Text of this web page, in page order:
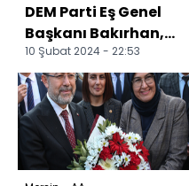
DEM Parti Eş Genel
Başkanı Bakırhan,
Mersin'de STK
temsilcileriyle
buluştu
10 Şubat 2024 - 22:53